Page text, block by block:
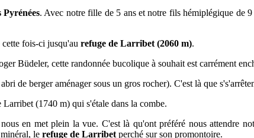
. Avec notre fille de 5 ans et notre fils hémiplégique de
fois-ci jusqu'au refuge de Larribet (2060 m).
Büdeler, cette randonnée bucolique à souhait est carrément
de berger aménager sous un gros rocher). C'est là que
(1740 m) qui s'étale dans la combe.
en met plein la vue. C'est là qu'ont préféré nous attendre
le refuge de Larribet perché sur son promontoire.